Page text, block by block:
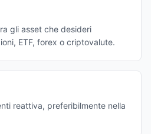
gli asset che desideri
ETF, forex o criptovalute.
reattiva, preferibilmente nella